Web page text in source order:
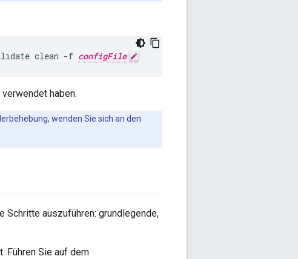
clean -f configFile
haben.
wenden Sie sich an den
Schritte auszuführen: grundlegende,
Führen Sie auf dem